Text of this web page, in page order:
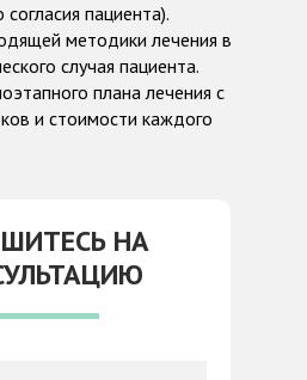
НА
согласия пациента).
методики лечения в
случая пациента.
плана лечения с
и стоимости каждого